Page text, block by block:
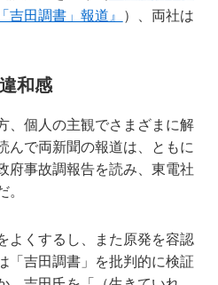
田調書」報道』
）、両社は
和感
、個人の主観でさまざまに解
んで両新聞の報道は、ともに
府事故調報告を読み、東電社
。
よくするし、また原発を容認
「吉田調書」を批判的に検証